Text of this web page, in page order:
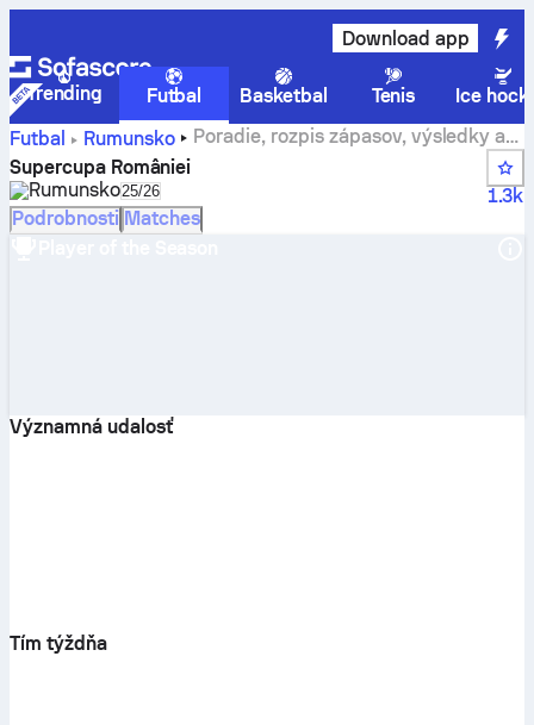
Download app
Trending Futbal Basketbal Tenis
Ice
Futbal
Rumunsko
Poradie, rozpis zápasov, výsledky a
štatistiky z Supercupa României
Supercupa României
RumunskoSelect season in unique tournament header
25/26
1.3k
Podrobnosti Matches
Významná udalosť
Tím týždňa